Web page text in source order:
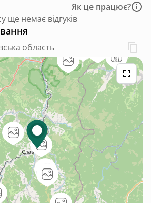
Як це працює?
ще немає відгуків
область